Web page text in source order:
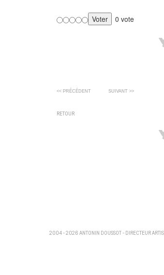
0 vote
<< PRÉCÉDENT SUIVANT >>
RETOUR
2004 - 2026 ANTONIN DOUSSOT - DIRECTEUR